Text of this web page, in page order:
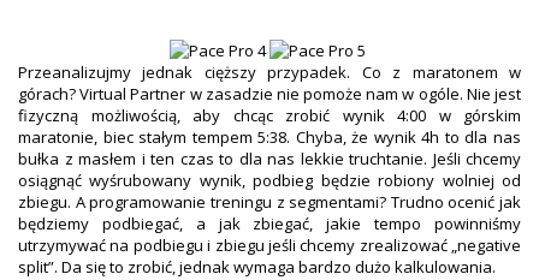
Przeanalizujmy jednak cięższy przypadek. Co z maratonem w
górach? Virtual Partner w zasadzie nie pomoże nam w ogóle. Nie jest
fizyczną możliwością, aby chcąc zrobić wynik 4:00 w górskim
maratonie, biec stałym tempem 5:38. Chyba, że wynik 4h to dla nas
bułka z masłem i ten czas to dla nas lekkie truchtanie. Jeśli chcemy
osiągnąć wyśrubowany wynik, podbieg będzie robiony wolniej od
zbiegu. A programowanie treningu z segmentami? Trudno ocenić jak
będziemy podbiegać, a jak zbiegać, jakie tempo powinniśmy
utrzymywać na podbiegu i zbiegu jeśli chcemy zrealizować „negative
split”. Da się to zrobić, jednak wymaga bardzo dużo kalkulowania.